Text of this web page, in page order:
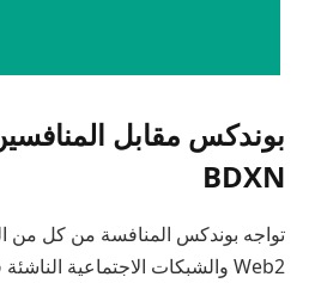
بوندكس مقابل
BDXN
تواجه بوندكس المنافسة من كل من